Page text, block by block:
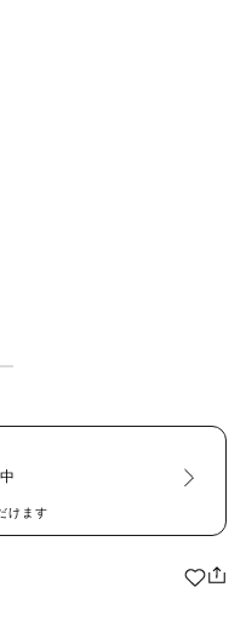
けます